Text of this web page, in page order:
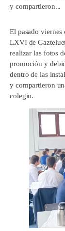
y compartieron...
El pasado viernes
LXVI de
realizar las fotos
promoción y
dentro de las
y compartieron
colegio.